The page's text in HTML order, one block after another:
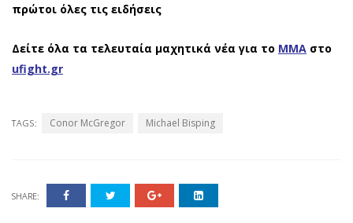
πρώτοι όλες τις ειδήσεις
Δείτε όλα τα τελευταία μαχητικά νέα για το ΜΜΑ στο
ufight.gr
TAGS: Conor McGregor Michael Bisping
SHARE: